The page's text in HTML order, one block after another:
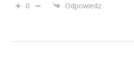
0 Odpowiedz